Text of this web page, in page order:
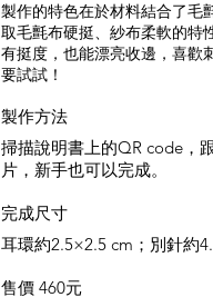
製作的特色在於材料結合了毛
取毛氈布硬挺、紗布柔軟的特
有挺度，也能漂亮收邊，喜歡
要試試！
製作方法
掃描說明書上的QR code，
片，新手也可以完成。
完成尺寸
耳環約2.5×2.5 cm；別針約
售價 460元